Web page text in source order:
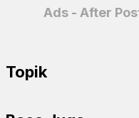
Ads - After
Topik